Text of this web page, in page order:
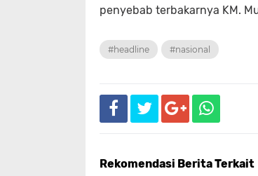
penyebab terbakarnya KM.
#headline #nasional
Rekomendasi Berita Terkait